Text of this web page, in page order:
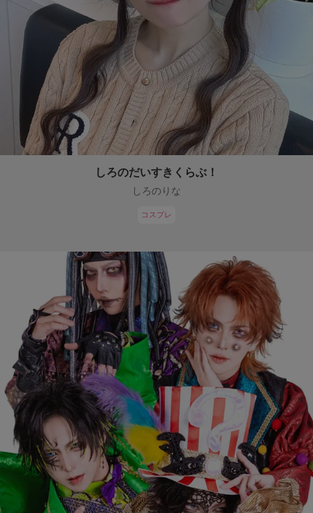
しろのだいすきくらぶ！
しろのりな
コスプレ